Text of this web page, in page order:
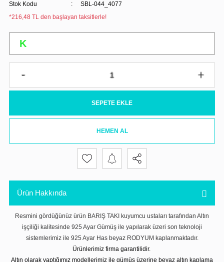
Stok Kodu
SBL-044_4077
*216,48 TL den başlayan taksitlerle!
SEPETE EKLE
HEMEN AL
Ürün Hakkında
Resmini gördüğünüz ürün BARIŞ TAKI kuyumcu ustaları tarafından Altın
işçiliği kalitesinde 925 Ayar Gümüş ile yapılarak üzeri son teknoloji
sistemlerimiz ile 925 Ayar Has beyaz RODYUM kaplanmaktadır.
Ürünlerimiz firma garantilidir.
Altın olarak yaptığımız modellerimiz ile gümüş üzerine beyaz altın kaplama